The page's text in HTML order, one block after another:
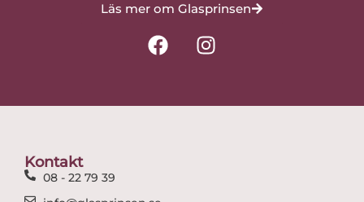
Läs mer om Glasprinsen
F
a
I
n
Kontakt
08 - 22 79 39